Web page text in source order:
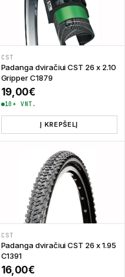
CST
Padanga dviračiui CST 26 x 2.10
Gripper C1879
19,00€
10+ VNT.
Į KREPŠELĮ
CST
Padanga dviračiui CST 26 x 1.95
C1391
16,00€